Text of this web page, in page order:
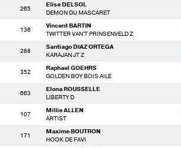
265
Elise DELSOL
DEMON DU MASCARET
136
Vincent BARTIN
TWITTER VAN'T PRINSENVELD Z
288
Santiago DIAZ ORTEGA
KARAJAN JT Z
352
Raphael GOEHRS
GOLDEN BOY BOIS AILE
663
Elona ROUSSELLE
LIBERTY D
107
Millie ALLEN
ARTIST
171
Maxime BOUTRON
HOOK DE FAVI